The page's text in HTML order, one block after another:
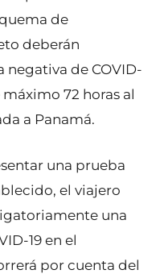
de
deberán
negativa de COVID-
72 horas al
a Panamá.
una prueba
el viajero
una
19 en el
por cuenta del